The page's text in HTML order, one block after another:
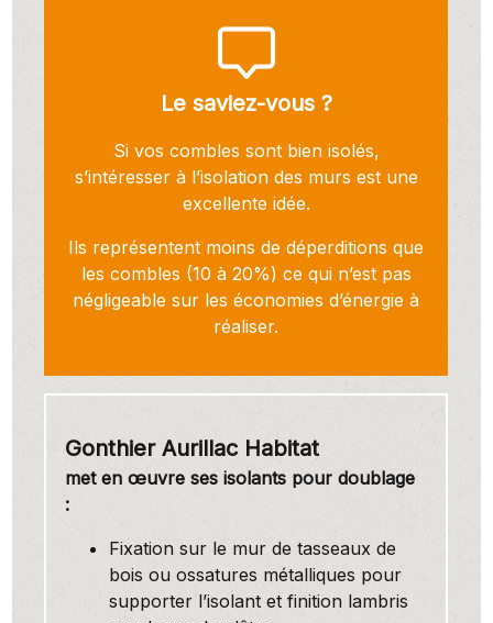
Le saviez-vous ?
Si vos combles sont bien isolés,
s’intéresser à l’isolation des murs est une
excellente idée.
Ils représentent moins de déperditions que
les combles (10 à 20%) ce qui n’est pas
négligeable sur les économies d’énergie à
réaliser.
Gonthier Aurillac Habitat
met en œuvre ses isolants pour doublage
:
Fixation sur le mur de tasseaux de
bois ou ossatures métalliques pour
supporter l’isolant et finition lambris